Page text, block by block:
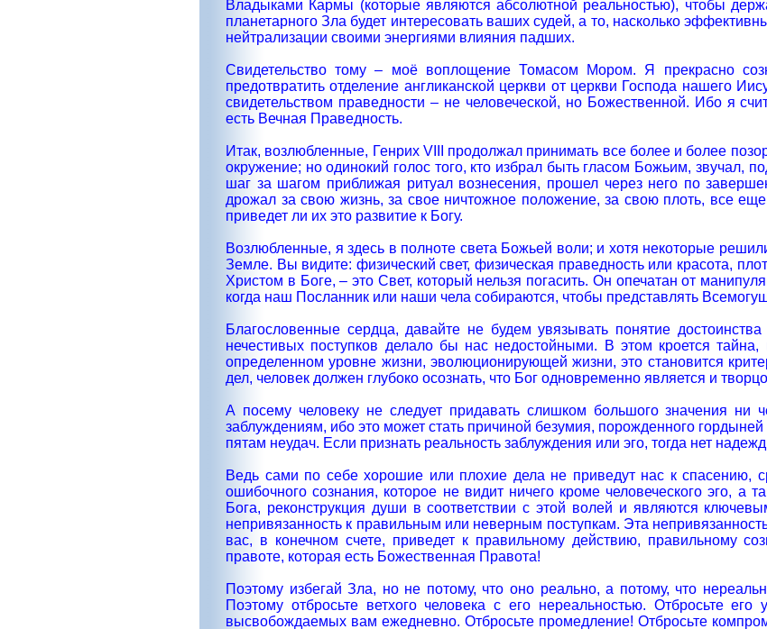
Владыками Кармы (которые являются абсолютной реальностью), чтобы
планетарного Зла будет интересовать ваших судей, а то, насколько
нейтрализации своими энергиями влияния падших.
Свидетельство тому – моё воплощение Томасом Мором. Я прекрасно
предотвратить отделение англиканской церкви от церкви Господа нашего
свидетельством праведности – не человеческой, но Божественной. Ибо я
есть Вечная Праведность.
Итак, возлюбленные, Генрих VIII продолжал принимать все более и более
окружение; но одинокий голос того, кто избрал быть гласом Божьим, звучал,
шаг за шагом приближая ритуал вознесения, прошел через него по
дрожал за свою жизнь, за свое ничтожное положение, за свою плоть, все
приведет ли их это развитие к Богу.
Возлюбленные, я здесь в полноте света Божьей воли; и хотя некоторые
Земле. Вы видите: физический свет, физическая праведность или красота,
Христом в Боге, – это Свет, который нельзя погасить. Он опечатан от
когда наш Посланник или наши чела собираются, чтобы представлять
Благословенные сердца, давайте не будем увязывать понятие
нечестивых поступков делало бы нас недостойными. В этом кроется
определенном уровне жизни, эволюционирующей жизни, это становится
дел, человек должен глубоко осознать, что Бог одновременно является и
А посему человеку не следует придавать слишком большого значения ни
заблуждениям, ибо это может стать причиной безумия, порожденного
пятам неудач. Если признать реальность заблуждения или эго, тогда нет
Ведь сами по себе хорошие или плохие дела не приведут нас к спасению,
ошибочного сознания, которое не видит ничего кроме человеческого эго, а
Бога, реконструкция души в соответствии с этой волей и являются
непривязанность к правильным или неверным поступкам. Эта
вас, в конечном счете, приведет к правильному действию, правильному
правоте, которая есть Божественная Правота!
Поэтому избегай Зла, но не потому, что оно реально, а потому, что
Поэтому отбросьте ветхого человека с его нереальностью. Отбросьте
высвобождаемых вам ежедневно. Отбросьте промедление! Отбросьте